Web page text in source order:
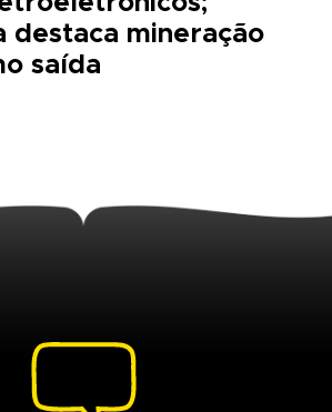
destaca mineração
saída